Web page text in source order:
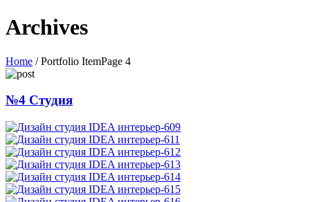
Archives
Home /Portfolio ItemPage 4
№4 Студия